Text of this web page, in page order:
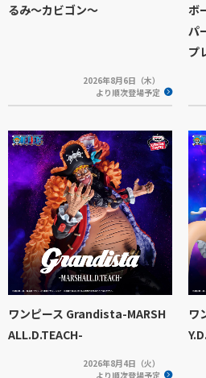
るみ～カビゴン～
2026年8月6日（木）
より順次登場予定
ボ
パ
プ
ワンピース Grandista-MARSH
ALL.D.TEACH-
2026年8月4日（火）
より順次登場予定
ワ